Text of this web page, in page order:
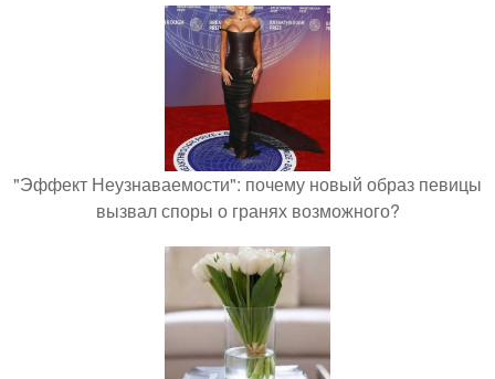
"Эффект Неузнаваемости": почему новый образ певицы
вызвал споры о гранях возможного?